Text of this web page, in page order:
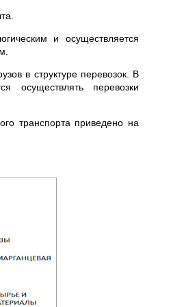
и осуществляется
в структуре перевозок. В
осуществлять перевозки
транспорта приведено на